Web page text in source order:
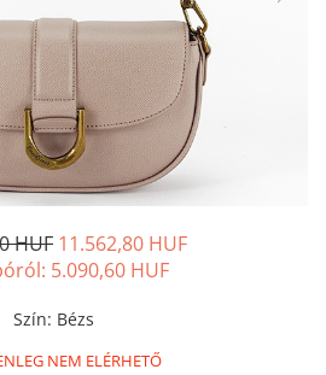
HUF 11.562,80 HUF
5.090,60 HUF
Szín: Bézs
NEM ELÉRHETŐ